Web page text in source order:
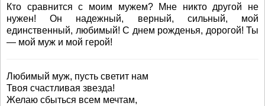
Кто сравнится с моим мужем? Мне никто другой не
нужен! Он надежный, верный, сильный, мой
единственный, любимый! С днем рожденья, дорогой! Ты
— мой муж и мой герой!
Любимый муж, пусть светит нам
Твоя счастливая звезда!
Желаю сбыться всем мечтам,